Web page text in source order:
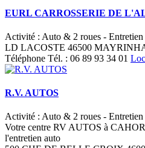
EURL CARROSSERIE DE
Activité : Auto & 2 roues -
LD LACOSTE 46500
Téléphone Tél. : 06 89 93 34 01
R.V. AUTOS
Activité : Auto & 2 roues -
Votre centre RV AUTOS à
l'entretien auto